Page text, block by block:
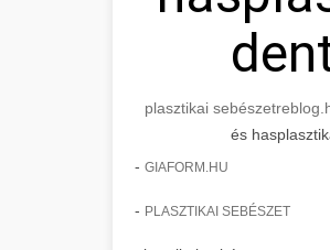
plasztikai sebészet
és
- GIAFORM.HU
- PLASZTIKAI SEBÉSZET